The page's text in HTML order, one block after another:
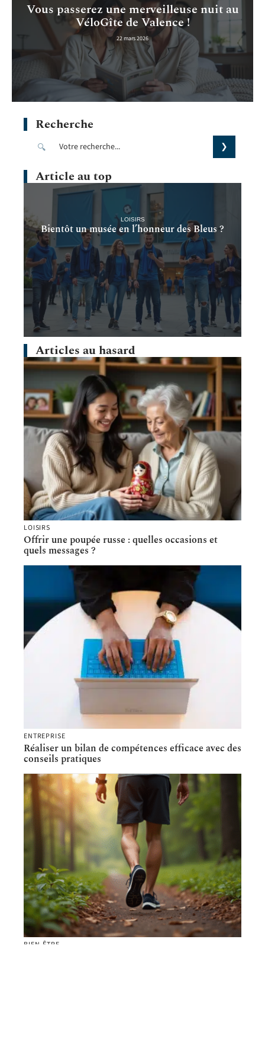
Vous passerez une merveilleuse nuit au
VéloGîte de Valence !
22 mars 2026
Recherche
Article au top
LOISIRS
Bientôt un musée en l’honneur des Bleus ?
Articles au hasard
LOISIRS
Offrir une poupée russe : quelles occasions et
quels messages ?
ENTREPRISE
Réaliser un bilan de compétences efficace avec des
conseils pratiques
BIEN-ÊTRE